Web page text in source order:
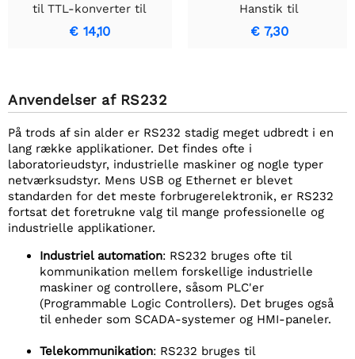
til TTL-konverter til
Arduino
€ 14,10
Hanstik til
klemrækkeudbrud
€ 7,30
Anvendelser af RS232
På trods af sin alder er RS232 stadig meget udbredt i en
lang række applikationer. Det findes ofte i
laboratorieudstyr, industrielle maskiner og nogle typer
netværksudstyr. Mens USB og Ethernet er blevet
standarden for det meste forbrugerelektronik, er RS232
fortsat det foretrukne valg til mange professionelle og
industrielle applikationer.
Industriel automation: RS232 bruges ofte til
kommunikation mellem forskellige industrielle
maskiner og controllere, såsom PLC'er
(Programmable Logic Controllers). Det bruges også
til enheder som SCADA-systemer og HMI-paneler.
Telekommunikation: RS232 bruges til